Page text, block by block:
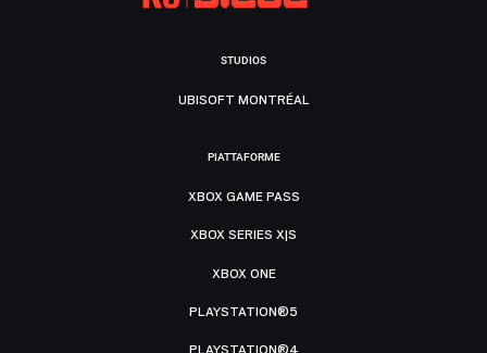
STUDIOS
UBISOFT MONTRÉAL
PIATTAFORME
XBOX GAME PASS
XBOX SERIES X|S
XBOX ONE
PLAYSTATION®5
PLAYSTATION®4